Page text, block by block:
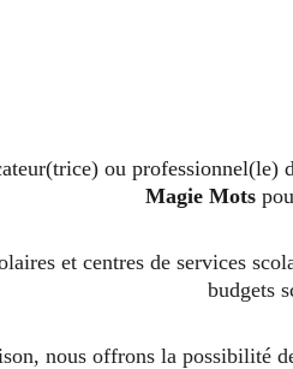
ou
Magie Mots
et centres de services
budgets
nous offrons la possibilité